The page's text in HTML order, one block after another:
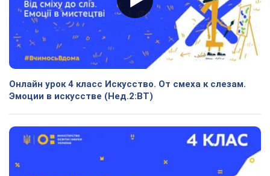
Онлайн урок 4 класс Искусство. От смеха к слезам.
Эмоции в искусстве (Нед.2:ВТ)